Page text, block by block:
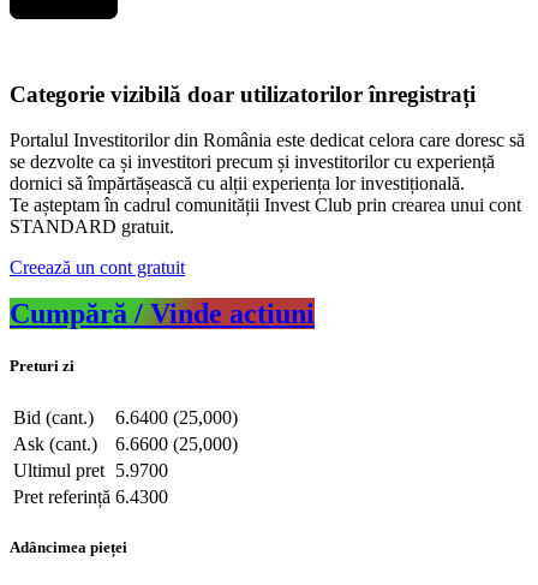
Categorie vizibilă doar utilizatorilor înregistrați
Portalul Investitorilor din România este dedicat celora care doresc să
se dezvolte ca și investitori precum și investitorilor cu experiență
dornici să împărtășească cu alții experiența lor investițională.
Te așteptam în cadrul comunității Invest Club prin crearea unui cont
STANDARD gratuit.
Creează un cont gratuit
Cumpără / Vinde actiuni
Preturi zi
Bid (cant.)
6.6400 (25,000)
Ask (cant.)
6.6600 (25,000)
Ultimul pret 5.9700
Pret referință 6.4300
Adâncimea pieței